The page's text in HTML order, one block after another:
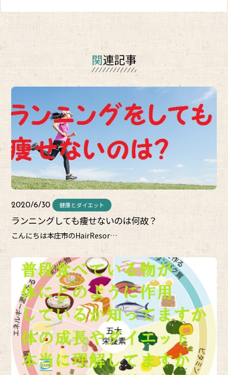
関連記事
2020/6/30 健康とダイエット
ランニングしても痩せないのは何故？
こんにちは本庄市のHairResor…